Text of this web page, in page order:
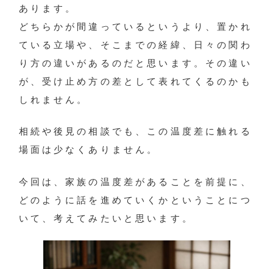
あります。
どちらかが間違っているというより、置かれ
ている立場や、そこまでの経緯、日々の関わ
り方の違いがあるのだと思います。その違い
が、受け止め方の差として表れてくるのかも
しれません。
相続や後見の相談でも、この温度差に触れる
場面は少なくありません。
今回は、家族の温度差があることを前提に、
どのように話を進めていくかということにつ
いて、考えてみたいと思います。